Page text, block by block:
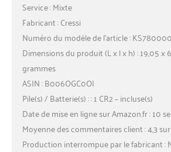
Service : Mixte
Fabricant : Cressi
Numéro du modèle de l’article : KS780000
Dimensions du produit (L x l x h) : 19,05 x
grammes
ASIN : B006OGC0OI
Pile(s) / Batterie(s) : : 1 CR2 – incluse(s)
Date de mise en ligne sur Amazon.fr : 10
Moyenne des commentaires client : 4,3
Production interrompue par le fabricant :